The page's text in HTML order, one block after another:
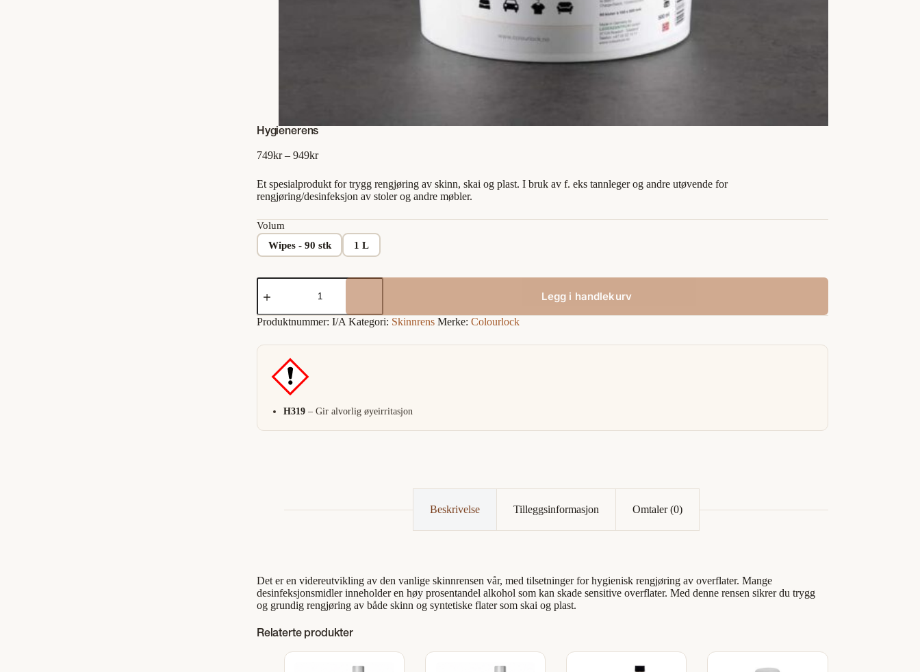
Hygienerens
749kr – 949krPrisområde:
til
949kr
Et spesialprodukt for trygg rengjøring av skinn, skai og plast. I bruk av f. eks tannleger og andre utøvende for
rengjøring/desinfeksjon av stoler og andre møbler.
Volum
Wipes - 90 stk 1 L
Hygienerens
antall
Legg i handlekurv
Produktnummer: I/A Kategori: Skinnrens Merke: Colourlock
H319– Gir alvorlig øyeirritasjon
Beskrivelse Tilleggsinformasjon Omtaler (0)
Det er en videreutvikling av den vanlige skinnrensen vår, med tilsetninger for hygienisk rengjøring av overflater. Mange
desinfeksjonsmidler inneholder en høy prosentandel alkohol som kan skade sensitive overflater. Med denne rensen sikrer du trygg
og grundig rengjøring av både skinn og syntetiske flater som skai og plast.
Relaterte produkter